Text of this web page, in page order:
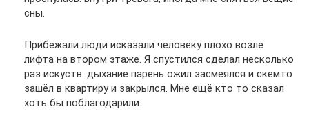
сны.
Прибежали люди исказали человеку плохо возле
лифта на втором этаже. Я спустился сделал несколько
раз искуств. дыхание парень ожил засмеялся и скемто
зашёл в квартиру и закрылся. Мне ещё кто то сказал
хоть бы поблагодарили..